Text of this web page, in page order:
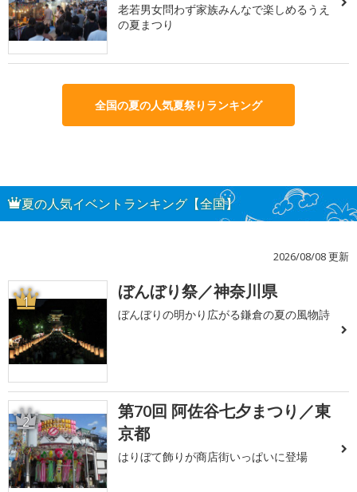
老若男女問わず家族みんなで楽しめるうえ
の夏まつり
全国の夏の人気夏祭りランキング
夏の人気イベントランキング【全国】
2026/08/08 更新
1 ぼんぼり祭／神奈川県
ぼんぼりの明かり広がる鎌倉の夏の風物詩
2
第70回 阿佐谷七夕まつり／東
京都
はりぼて飾りが商店街いっぱいに登場